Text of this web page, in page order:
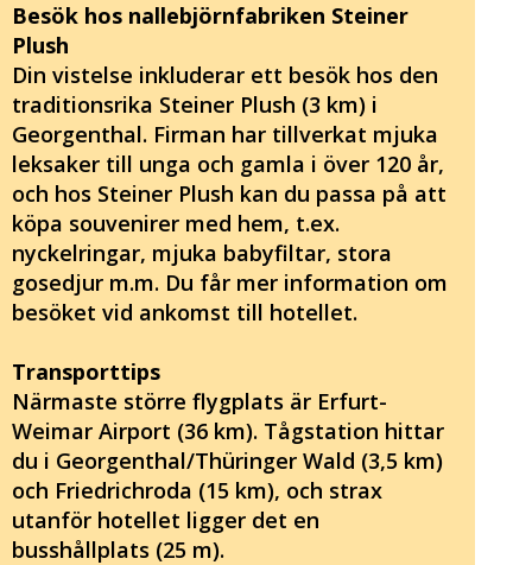
Besök hos nallebjörnfabriken Steiner
Plush
Din vistelse inkluderar ett besök hos den
traditionsrika Steiner Plush (3 km) i
Georgenthal. Firman har tillverkat mjuka
leksaker till unga och gamla i över 120 år,
och hos Steiner Plush kan du passa på att
köpa souvenirer med hem, t.ex.
nyckelringar, mjuka babyfiltar, stora
gosedjur m.m. Du får mer information om
besöket vid ankomst till hotellet.
Transporttips
Närmaste större flygplats är Erfurt-
Weimar Airport (36 km). Tågstation hittar
du i Georgenthal/Thüringer Wald (3,5 km)
och Friedrichroda (15 km), och strax
utanför hotellet ligger det en
busshållplats (25 m).